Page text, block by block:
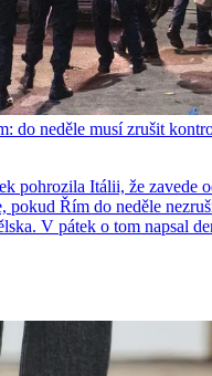
do neděle musí zrušit
pohrozila Itálii, že zavede
pokud Řím do neděle
V pátek o tom napsal